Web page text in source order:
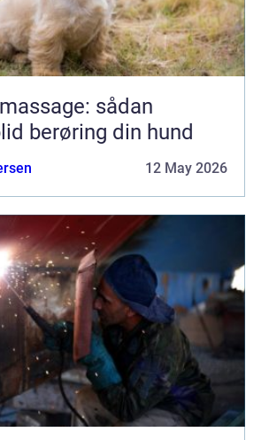
sådan
berøring din hund
12 May 2026